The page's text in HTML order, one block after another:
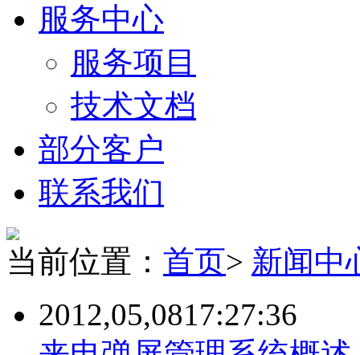
服务中心
服务项目
技术文档
部分客户
联系我们
当前位置： 首页> 新闻中
2012,05,0817:27:36